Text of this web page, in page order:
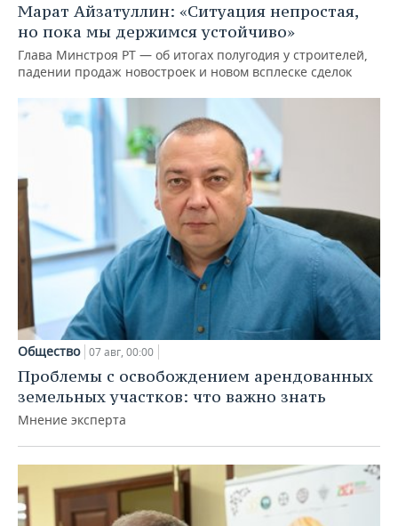
Марат Айзатуллин: «Ситуация непростая,
но пока мы держимся устойчиво»
Глава Минстроя РТ — об итогах полугодия у строителей,
падении продаж новостроек и новом всплеске сделок
Общество 07 авг, 00:00
Проблемы с освобождением арендованных
земельных участков: что важно знать
Мнение эксперта